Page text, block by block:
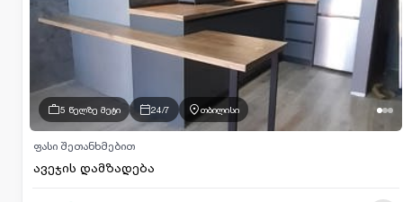
5 წელზე მეტი 24/7 თბილისი
ავეჯის დამზადება
ფასი შეთანხმებით